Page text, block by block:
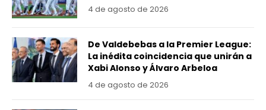
4 de agosto de 2026
De Valdebebas a la Premier League:
La inédita coincidencia que unirán a
Xabi Alonso y Álvaro Arbeloa
4 de agosto de 2026